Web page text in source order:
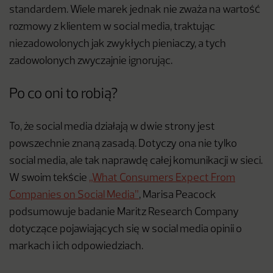
standardem. Wiele marek jednak nie zważa na wartość
rozmowy z klientem w social media, traktując
niezadowolonych jak zwykłych pieniaczy, a tych
zadowolonych zwyczajnie ignorując.
Po co oni to robią?
To, że social media działają w dwie strony jest
powszechnie znaną zasadą. Dotyczy ona nie tylko
social media, ale tak naprawdę całej komunikacji w sieci.
W swoim tekście „What Consumers Expect From
Companies on Social Media”, Marisa Peacock
podsumowuje badanie Maritz Research Company
dotyczące pojawiających się w social media opinii o
markach i ich odpowiedziach.